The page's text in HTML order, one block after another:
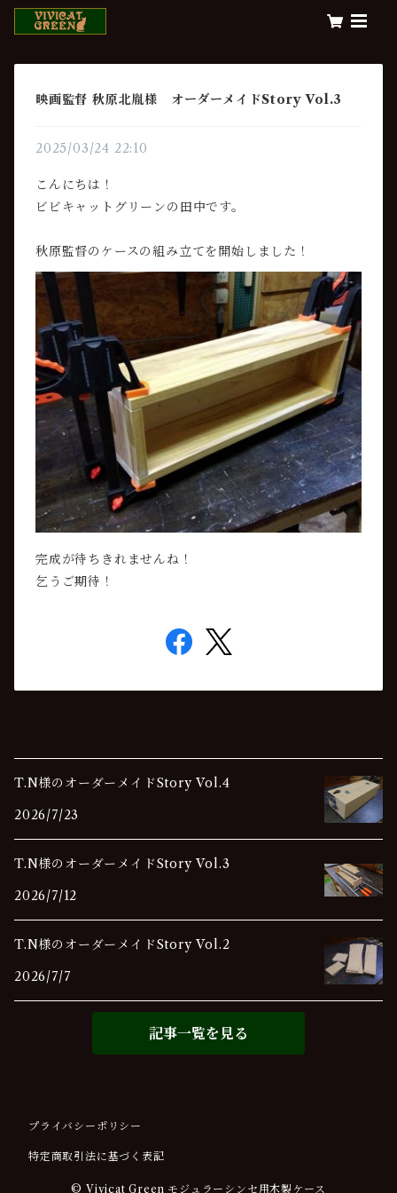
映画監督 秋原北胤様 オーダーメイドStory Vol.3
2025/03/24 22:10
こんにちは！
ビビキャットグリーンの田中です。
秋原監督のケースの組み立てを開始しました！
完成が待ちきれませんね！
乞うご期待！
T.N様のオーダーメイドStory Vol.4
2026/7/23
T.N様のオーダーメイドStory Vol.3
2026/7/12
T.N様のオーダーメイドStory Vol.2
2026/7/7
記事一覧を見る
プライバシーポリシー
特定商取引法に基づく表記
© Vivicat Green モジュラーシンセ用木製ケース